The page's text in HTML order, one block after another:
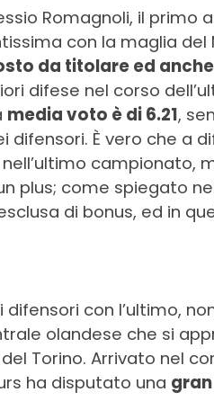
Romagnoli, il primo
con la maglia del
da titolare ed
difese nel corso
media voto è di 6.21,
È vero che a
campionato,
plus; come spiegato
di bonus, ed in
con l’ultimo,
olandese che si
Torino. Arrivato nel
ha disputato una